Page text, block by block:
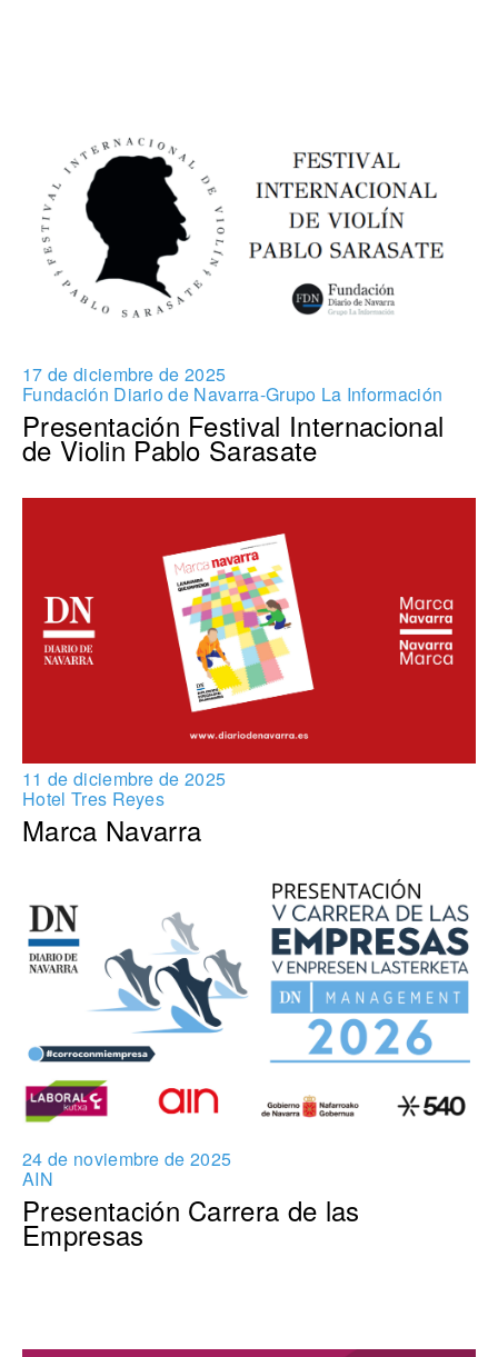
17 de diciembre de 2025
Fundación Diario de Navarra-Grupo La Información
Presentación Festival Internacional
de Violin Pablo Sarasate
11 de diciembre de 2025
Hotel Tres Reyes
Marca Navarra
24 de noviembre de 2025
AIN
Presentación Carrera de las
Empresas